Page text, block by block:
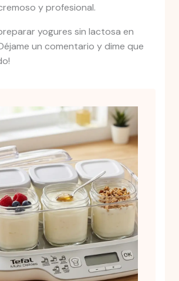
y profesional.
yogures sin lactosa en
un comentario y dime que